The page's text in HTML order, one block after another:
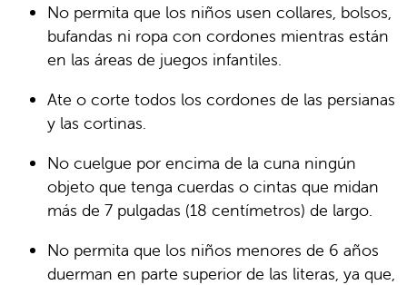
No permita que los niños usen collares, bolsos,
bufandas ni ropa con cordones mientras están
en las áreas de juegos infantiles.
Ate o corte todos los cordones de las persianas
y las cortinas.
No cuelgue por encima de la cuna ningún
objeto que tenga cuerdas o cintas que midan
más de 7 pulgadas (18 centímetros) de largo.
No permita que los niños menores de 6 años
duerman en parte superior de las literas, ya que,